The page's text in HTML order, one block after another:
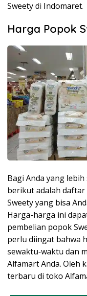
Sweety di Indomaret.
Harga Popok
Bagi Anda yang
berikut adalah
Sweety yang bisa
Harga-harga ini
pembelian popok
perlu diingat bahwa
sewaktu-waktu dan
Alfamart Anda. Oleh
terbaru di toko